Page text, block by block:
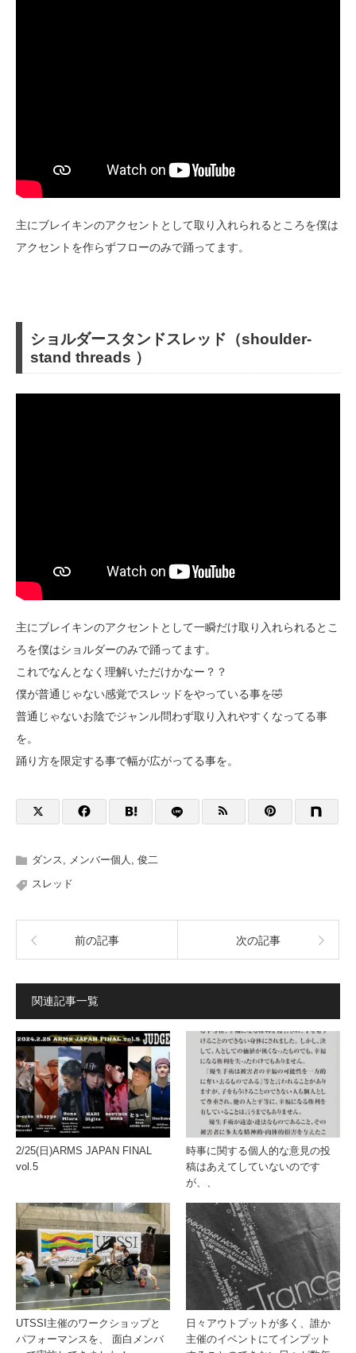
主にブレイキンのアクセントとして取り入れられるところを僕は
アクセントを作らずフローのみで踊ってます。
ショルダースタンドスレッド（shoulder-
stand threads ）
主にブレイキンのアクセントとして一瞬だけ取り入れられるとこ
ろを僕はショルダーのみで踊ってます。
これでなんとなく理解いただけかなー？？
僕が普通じゃない感覚でスレッドをやっている事を🤣
普通じゃないお陰でジャンル問わず取り入れやすくなってる事
を。
踊り方を限定する事で幅が広がってる事を。
ダンス メンバー個人
俊二
スレッド
前の記事 次の記事
関連記事一覧
2/25(日)ARMS JAPAN FINAL
vol.5
時事に関する個人的な意見の投
稿はあえてしていないのです
が、、
UTSSI主催のワークショップと
パフォーマンスを、 面白メンバ
日々アウトプットが多く、誰か
主催のイベントにてインプット